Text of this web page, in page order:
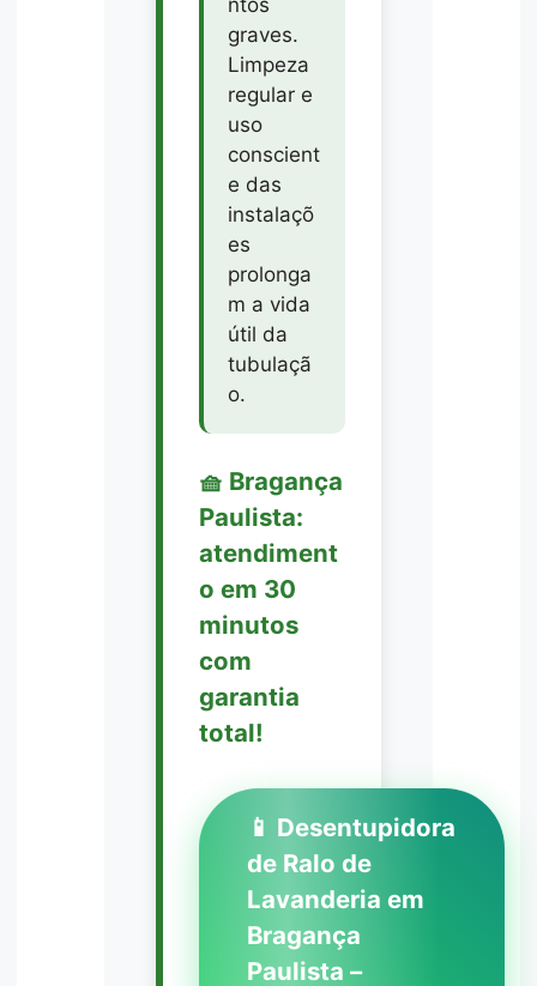
ntos
graves.
Limpeza
regular e
uso
conscient
e das
instalaçõ
es
prolonga
m a vida
útil da
tubulaçã
o.
🧺 Bragança
Paulista:
atendiment
o em 30
minutos
com
garantia
total!
📱 Desentupidora
de Ralo de
Lavanderia em
Bragança
Paulista –